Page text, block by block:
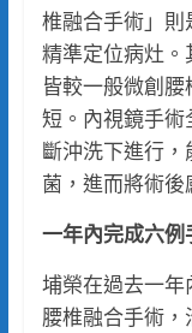
椎融合手術」則
精準定位病灶。
皆較一般微創
短。內視鏡手
斷沖洗下進行
菌，進而將術後
一年內完成六例
埔榮在過去一
腰椎融合手術